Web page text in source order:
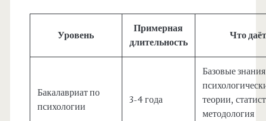
Уровень
Примерная
длительность
Что
Бакалавриат по
психологии
3-4 года
Базовые
теории,
методология